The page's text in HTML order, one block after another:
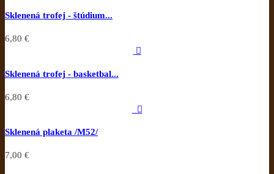
Sklenená trofej - štúdium...
6,80 €

Sklenená trofej - basketbal...
6,80 €

Sklenená plaketa /M52/
7,00 €